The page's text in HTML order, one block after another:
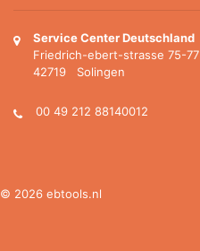
Service Center Deutschland
Friedrich-ebert-strasse 75-77
42719 Solingen
00 49 212 88140012
© 2026 ebtools.nl